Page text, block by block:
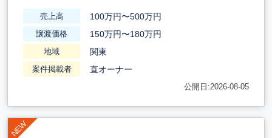
売上高 100万円〜500万円
譲渡価格 150万円〜180万円
地域 関東
案件掲載者 直オーナー
公開日:2026-08-05